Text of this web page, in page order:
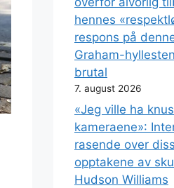
hennes
respons på
Graham-
brutal
7. august 2026
«Jeg ville ha
kameraene»:
rasende over
opptakene av
Hudson Williams